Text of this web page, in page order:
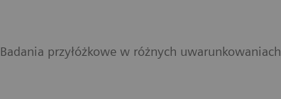
Badania przyłóżkowe w różnych uwarunkowaniach